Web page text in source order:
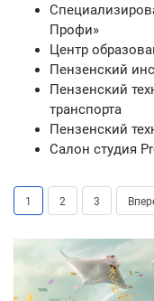
Профи»
Центр
Пензенский
Пензенский
транспорта
Пензенский
Салон студия
1 2 3